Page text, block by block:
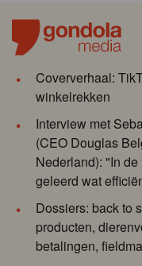
Coververhaal:
winkelrekken
Interview met
(CEO Douglas
Nederland): "In
geleerd wat
Dossiers: back to
producten,
betalingen,